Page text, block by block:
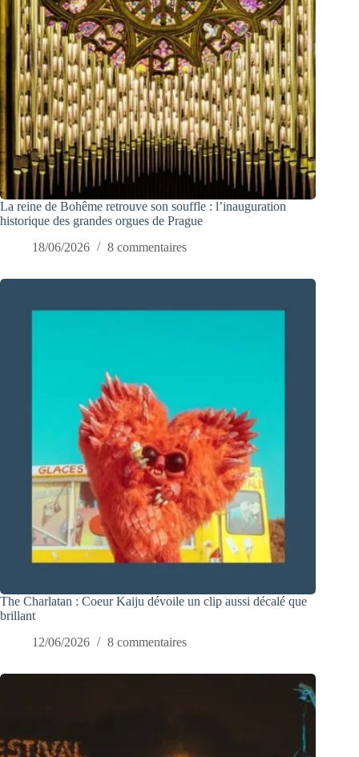
La reine de Bohême retrouve son souffle : l’inauguration
historique des grandes orgues de Prague
18/06/2026
8 commentaires
The Charlatan : Coeur Kaiju dévoile un clip aussi décalé que
brillant
12/06/2026
8 commentaires